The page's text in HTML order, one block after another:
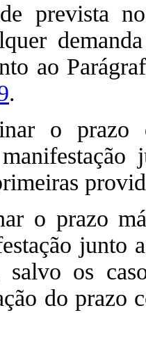
prevista
ao
.
o
o prazo
junto
salvo os
do prazo